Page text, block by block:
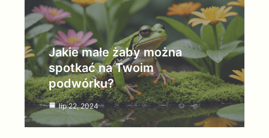
Jakie małe żaby można
spotkać na Twoim
podwórku?
lip 22, 2024